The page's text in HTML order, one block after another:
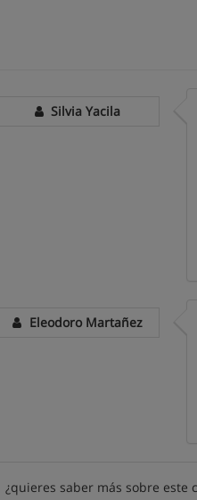
Silvia Yacila
Eleodoro Martañez
¿quieres saber más sobre este